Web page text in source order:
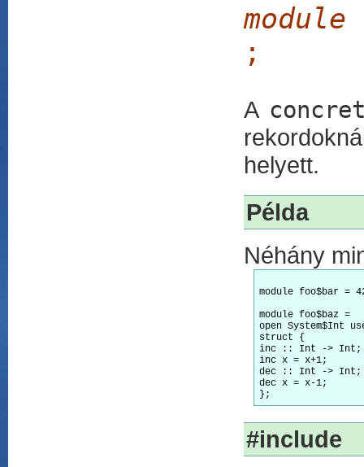
module
;
A
helyett.
Példa
Néhány
module foo$bar =
module foo$baz =
open System$Int
struct {
inc :: Int -> Int;
inc x = x+1;
dec :: Int -> Int;
dec x = x-1;
#include